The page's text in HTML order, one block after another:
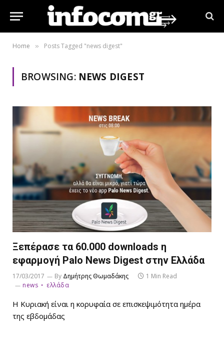
Home » Posts Tagged "news digest"
BROWSING: NEWS DIGEST
Ξεπέρασε τα 60.000 downloads η
εφαρμογή Palo News Digest στην Ελλάδα
17/03/2017 By Δημήτρης Θωμαδάκης
1 Min Read
news
ελλάδα
Η Κυριακή είναι η κορυφαία σε επισκεψιμότητα ημέρα
της εβδομάδας